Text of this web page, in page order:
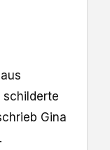
schilderte
Gina